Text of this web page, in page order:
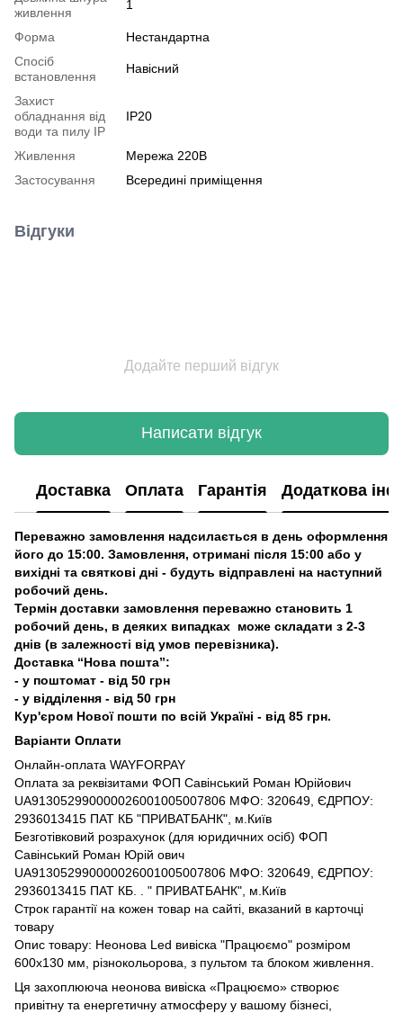
живлення
1
Форма
Нестандартна
Спосіб
встановлення
Навісний
Захист
обладнання від
води та пилу IP
IP20
Живлення
Мережа 220В
Застосування
Всередині приміщення
Відгуки
Додайте перший відгук
Написати відгук
Доставка Оплата Гарантія Додаткова
Переважно замовлення надсилається в день оформлення
його до 15:00. Замовлення, отримані після 15:00 або у
вихідні та святкові дні - будуть відправлені на наступний
робочий день.
Термін доставки замовлення переважно становить 1
робочий день, в деяких випадках може складати з 2-3
днів (в залежності від умов перевізника).
Доставка “Нова пошта”:
- у поштомат - від 50 грн
- у відділення - від 50 грн
Кур'єром Нової пошти по всій Україні - від 85 грн.
Варіанти Оплати
Онлайн-оплата WAYFORPAY
Оплата за реквізитами ФОП Савінський Роман Юрійович
UA913052990000026001005007806 МФО: 320649, ЄДРПОУ:
2936013415 ПАТ КБ "ПРИВАТБАНК", м.Київ
Безготівковий розрахунок (для юридичних осіб) ФОП
Савінський Роман Юрій ович
UA913052990000026001005007806 МФО: 320649, ЄДРПОУ:
2936013415 ПАТ КБ. . " ПРИВАТБАНК", м.Київ
Строк гарантії на кожен товар на сайті, вказаний в карточці
товару
Опис товару: Неонова Led вивіска "Працюємо" розміром
600х130 мм, різнокольорова, з пультом та блоком живлення.
Ця захоплююча неонова вивіска «Працюємо» створює
привітну та енергетичну атмосферу у вашому бізнесі,